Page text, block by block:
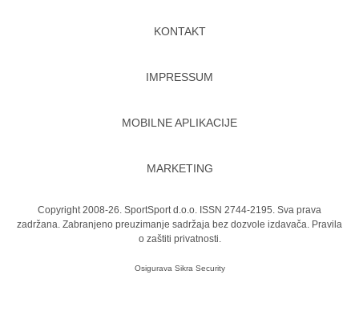
KONTAKT
IMPRESSUM
MOBILNE APLIKACIJE
MARKETING
Copyright 2008-26. SportSport d.o.o. ISSN 2744-2195. Sva prava
zadržana. Zabranjeno preuzimanje sadržaja bez dozvole izdavača. Pravila
o zaštiti privatnosti.
Osigurava Sikra Security